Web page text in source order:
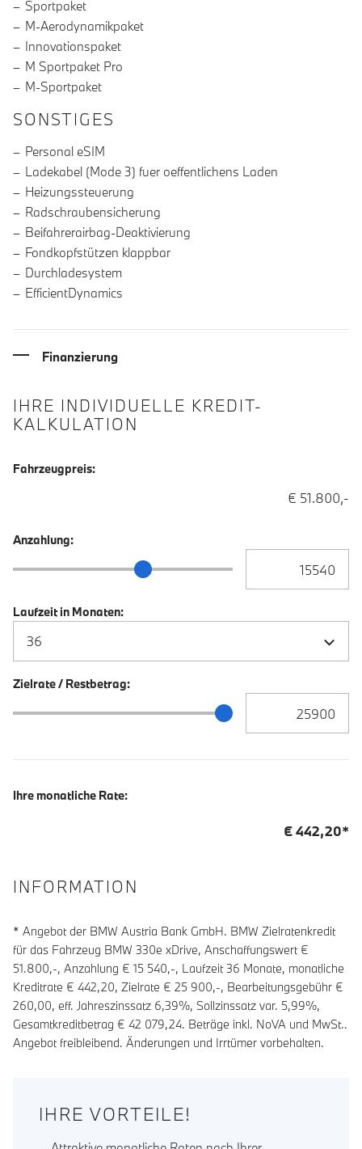
Sportpaket
M-Aerodynamikpaket
Innovationspaket
M Sportpaket Pro
M-Sportpaket
SONSTIGES
Personal eSIM
Ladekabel (Mode 3) fuer oeffentlichens Laden
Heizungssteuerung
Radschraubensicherung
Beifahrerairbag-Deaktivierung
Fondkopfstützen klappbar
Durchladesystem
EfficientDynamics
Finanzierung
IHRE INDIVIDUELLE KREDIT-
KALKULATION
Fahrzeugpreis:
€ 51.800,-
Anzahlung:
Anzahlung Schieberegler
Laufzeit in Monaten:
Zielrate / Restbetrag:
Zielrate / Restbetrag Schieberegler
Ihre monatliche Rate:
€442,20*
INFORMATION
* Angebot der BMW Austria Bank GmbH. BMW Zielratenkredit
für das Fahrzeug BMW 330e xDrive, Anschaffungswert €
51.800,-, Anzahlung € 15 540,-, Laufzeit36 Monate, monatliche
Kreditrate € 442,20, Zielrate € 25 900,-, Bearbeitungsgebühr €
260,00, eff. Jahreszinssatz 6,39%, Sollzinssatz var. 5,99%,
Gesamtkreditbetrag € 42 079,24. Beträge inkl. NoVA und MwSt..
Angebot freibleibend. Änderungen und Irrtümer vorbehalten.
IHRE VORTEILE!